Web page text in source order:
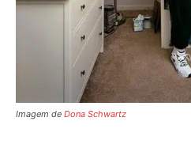
Imagem de Dona Schwartz